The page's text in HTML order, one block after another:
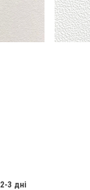
2-3 дні